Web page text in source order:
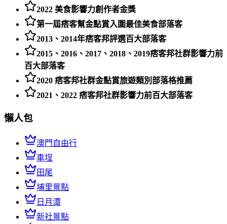
2022 美食影響力創作者金獎
第一屆痞客幫金點賞入圍最佳美食部落客
2013、2014年痞客邦評選百大部落客
2015、2016、2017、2018、2019痞客邦社群影響力前
百大部落客
2020 痞客邦社群金點賞旅遊類別部落格推薦
2021、2022 痞客邦社群影響力前百大部落客
懶人包
澳門自由行
車埕
田尾
埔里景點
日月潭
新社景點